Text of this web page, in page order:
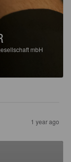
mbH
1 year ago